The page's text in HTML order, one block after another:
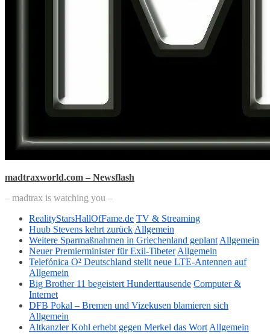
madtraxworld.com – Newsflash
– madtrax is watching you –
RealityStarsHallOfFame.de TV & Streaming
Huub Stevens kehrt zurück Allgemein
Weitere Sparmaßnahmen in Griechenland geplant Allgemein
Neuer Premierminister für Exil-Tibeter Allgemein
Telefónica O² Deutschland stellt neue LTE-Antennen auf
Allgemein
Big Brother 11 begeistert Hunderttausende Computer &
Internet
DFB Pokal – Bremen und Vizekusen blamieren sich
Allgemein
Altkanzler Kohl erhebt gegen Merkel das Wort Allgemein